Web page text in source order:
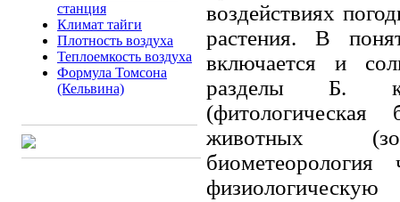
станция
Климат тайги
Плотность воздуха
Теплоемкость воздуха
Формула Томсона
(Кельвина)
воздействиях
растения. В
включается и
разделы Б.
(фитологическая
животных